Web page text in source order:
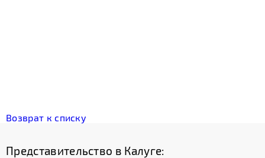
Возврат к списку
Представительство в Калуге: